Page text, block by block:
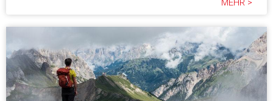
Alle ablehnen
MEHR >